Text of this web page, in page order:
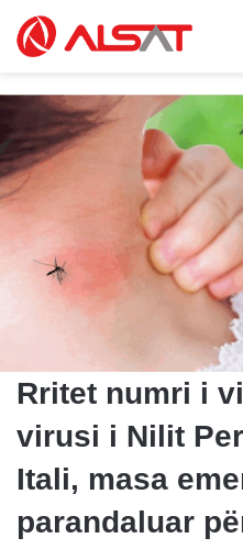
Rritet numri i
virusi i Nilit
Itali, masa
parandaluar